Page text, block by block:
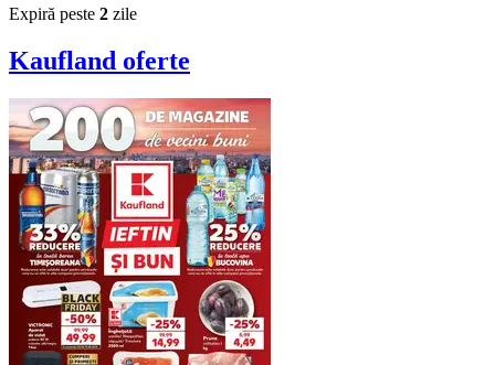
Expiră peste 2 zile
Kaufland oferte